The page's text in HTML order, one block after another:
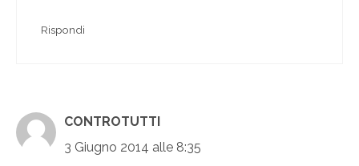
Rispondi
CONTROTUTTI
3 Giugno 2014 alle 8:35